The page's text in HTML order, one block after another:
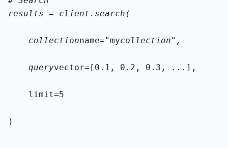
results = client.search(
    collection
name="mycollection",
    query
vector=[0.1, 0.2, 0.3, ...],
    limit=5
)